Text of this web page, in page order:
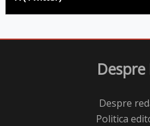
Despre
Despre
Politica